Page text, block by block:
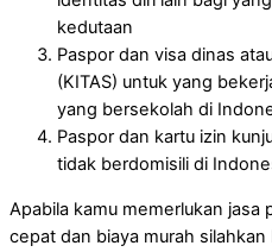
kedutaan
Paspor dan visa dinas
(KITAS) untuk yang
yang bersekolah di
Paspor dan kartu izin
tidak berdomisili di
Apabila kamu memerlukan jasa
cepat dan biaya murah